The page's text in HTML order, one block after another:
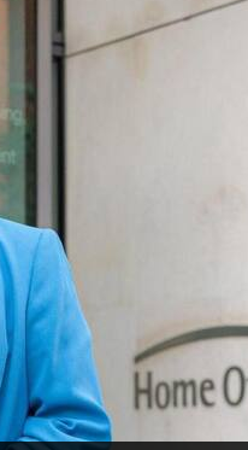
உரிமை கோரும்
வேண்டும்.
செலுத்துவதன்
இங்கிலாந்தில்